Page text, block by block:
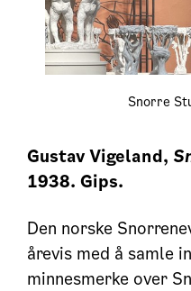
Snorre
Gustav Vigeland,
1938. Gips.
Den norske
årevis med å samle
minnesmerke over